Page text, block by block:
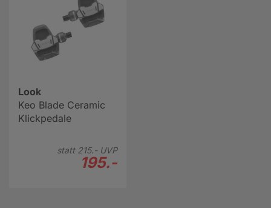
Look
Keo Blade Ceramic
Klickpedale
statt 215.-UVP
195.-